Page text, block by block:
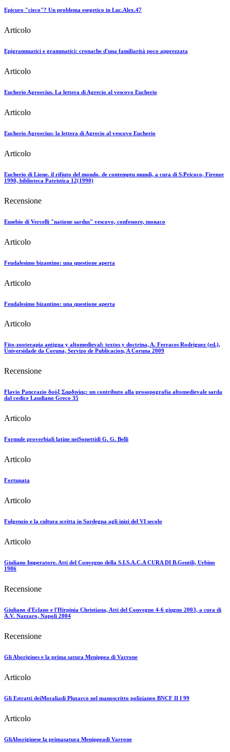
Epicuro "cieco"? Un problema esegetico in Luc.Alex.47
Articolo
Epigrammatici e grammatici: cronache d'una familiarità poco apprezzata
Articolo
Eucherio Agroecius. La lettera di Agrecio al vescovo Eucherio
Articolo
Eucherio Agroecius: la lettera di Agrecio al vescovo Eucherio
Articolo
Eucherio di Lione. il rifiuto del mondo. de contemptu mundi, a cura di S.Pricoco, Firenze
1990, biblioteca Patristica 12(1990)
Recensione
Eusebio di Vercelli "natione sardus" vescovo, confessore, monaco
Articolo
Feudalesimo bizantino: una questione aperta
Articolo
Feudalesimo bizantino: una questione aperta
Articolo
Fito-zooterapia antigua y altomedieval: textos y doctrina, A. Ferraces Rodriguez (ed.),
Universidade da Coruna, Servizo de Publicacion, A Coruna 2009
Recensione
Flavio Pancrazio δoύξ Σαρδινίας: un contributo alla prosopografia altomedievale sarda
dal codice Laudiano Greco 35
Articolo
Formule proverbiali latine neiSonettidi G. G. Belli
Articolo
Fortunata
Articolo
Fulgenzio e la cultura scritta in Sardegna agli inizi del VI secolo
Articolo
Giuliano Imperatore. Atti del Convegno della S.I.S.A.C.A CURA DI B.Gentili, Urbino
1986
Recensione
Giuliano d'Eclano e l'Hirpinia Christiana, Atti del Convegno 4-6 giugno 2003, a cura di
A.V. Nazzaro, Napoli 2004
Recensione
Gli Aborigines e la prima satura Menippea di Varrone
Articolo
Gli Estratti deiMoraliadi Plutarco nel manoscritto polizianeo BNCF II I 99
Articolo
GliAboriginese la primasatura Menippeadi Varrone